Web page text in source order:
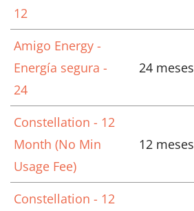
12
Amigo Energy -
Energía segura -
24
24 meses
Constellation - 12
Month (No Min
Usage Fee)
12 meses
Constellation - 12